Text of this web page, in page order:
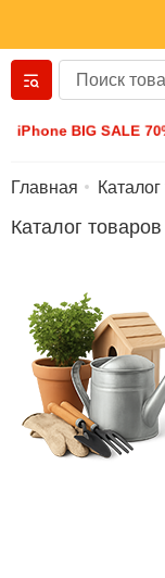
iPhone BIG SALE
Вернуться назад
Аксессуары
Солнечные очки
Бижутерия
Наручные часы
Главная
Каталог товаров